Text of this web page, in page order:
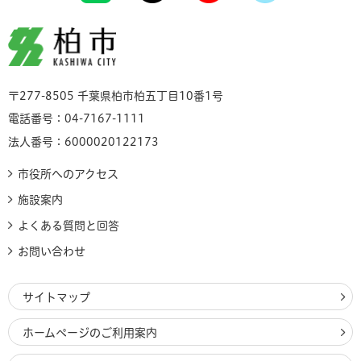
柏市
〒277-8505 千葉県柏市柏五丁目10番1号
電話番号：04-7167-1111
法人番号：6000020122173
市役所へのアクセス
施設案内
よくある質問と回答
お問い合わせ
サイトマップ
ホームページのご利用案内